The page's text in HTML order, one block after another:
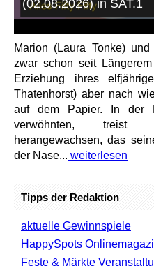
(02.08.2026) in SAT.1
Marion (Laura Tonke)
zwar schon seit
Erziehung ihres
Thatenhorst) aber nach
auf dem Papier. In der
verwöhnten, treist
herangewachsen, das
der Nase... weiterlesen
Tipps der Redaktion
aktuelle Gewinnspiele
HappySpots
Feste & Märkte